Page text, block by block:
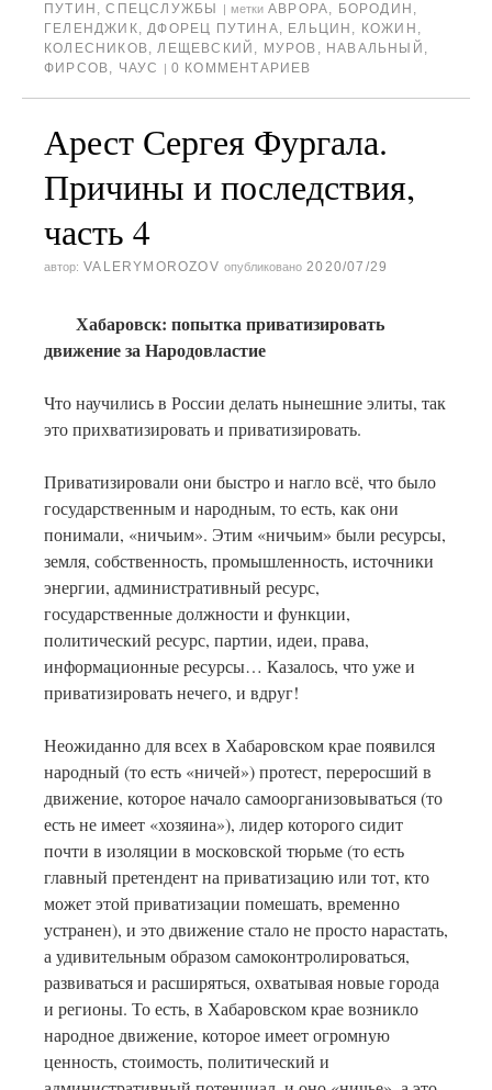
ПУТИН ,СПЕЦСЛУЖБЫ | метки АВРОРА, БОРОДИН ,
ГЕЛЕНДЖИК,ДФОРЕЦ ПУТИНА, ЕЛЬЦИН , КОЖИН ,
КОЛЕСНИКОВ,ЛЕЩЕВСКИЙ , МУРОВ , НАВАЛЬНЫЙ ,
ФИРСОВ, ЧАУС | 0 КОММЕНТАРИЕВ
Арест Сергея Фургала.
Причины и последствия,
часть 4
автор: VALERYMOROZOV опубликовано 2020/07/29
Хабаровск: попытка приватизировать
движение за Народовластие
Что научились в России делать нынешние элиты, так
это прихватизировать и приватизировать.
Приватизировали они быстро и нагло всё, что было
государственным и народным, то есть, как они
понимали, «ничьим». Этим «ничьим» были ресурсы,
земля, собственность, промышленность, источники
энергии, административный ресурс,
государственные должности и функции,
политический ресурс, партии, идеи, права,
информационные ресурсы… Казалось, что уже и
приватизировать нечего, и вдруг!
Неожиданно для всех в Хабаровском крае появился
народный (то есть «ничей») протест, переросший в
движение, которое начало самоорганизовываться (то
есть не имеет «хозяина»), лидер которого сидит
почти в изоляции в московской тюрьме (то есть
главный претендент на приватизацию или тот, кто
может этой приватизации помешать, временно
устранен), и это движение стало не просто нарастать,
а удивительным образом самоконтролироваться,
развиваться и расширяться, охватывая новые города
и регионы. То есть, в Хабаровском крае возникло
народное движение, которое имеет огромную
ценность, стоимость, политический и